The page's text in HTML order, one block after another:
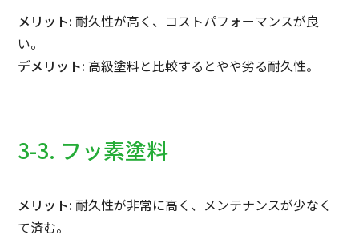
メリット: 耐久性が高く、コストパフォーマンスが良
い。
デメリット: 高級塗料と比較するとやや劣る耐久性。
3-3. フッ素塗料
メリット: 耐久性が非常に高く、メンテナンスが少なく
て済む。